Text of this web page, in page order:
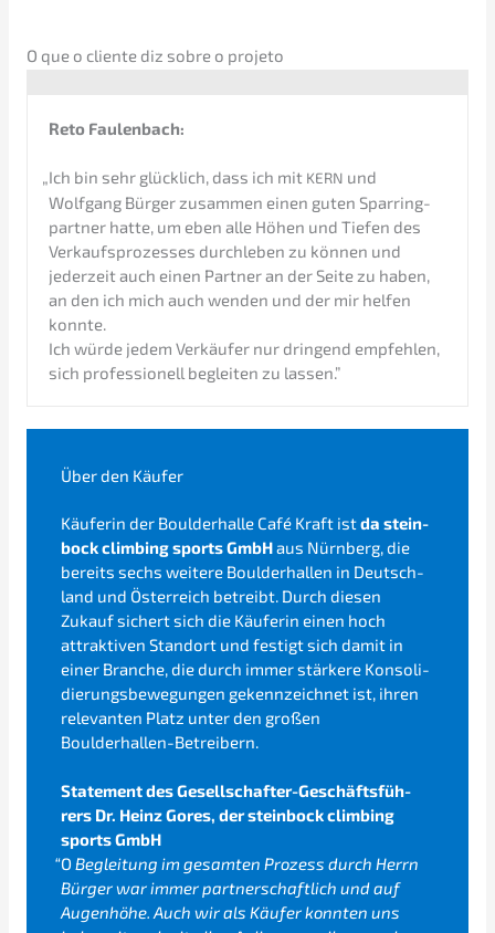
O que o cliente diz sobre o projeto
Reto Faulen­bach:
„Ich bin sehr glück­lich, dass ich mit KERN und
Wolfgang Bürger zusam­men einen guten Sparring­
part­ner hatte, um eben alle Höhen und Tiefen des
Verkaufs­pro­zes­ses durch­le­ben zu können und
jeder­zeit auch einen Partner an der Seite zu haben,
an den ich mich auch wenden und der mir helfen
konnte.
Ich würde jedem Verkäu­fer nur dringend empfeh­len,
sich profes­sio­nell beglei­ten zu lassen.”
Über den Käufer
Käufe­rin der Bould­er­hal­le Café Kraft istda stein­
bock climbing sports GmbHaus Nürnberg, die
bereits sechs weite­re Bould­er­hal­len in Deutsch­
land und Öster­reich betreibt. Durch diesen
Zukauf sichert sich die Käufe­rin einen hoch
attrak­ti­ven Stand­ort und festigt sich damit in
einer Branche, die durch immer stärke­re Konso­li­
die­rungs­be­we­gun­gen gekenn­zeich­net ist, ihren
relevan­ten Platz unter den großen
Boulderhallen-Betreibern.
State­ment des Gesell­schaf­ter-Geschäfts­füh­
rers Dr. Heinz Gores, der stein­bock climbing
sports GmbH
“O Beglei­tung im gesam­ten Prozess durch Herrn
Bürger war immerpartner­schaft­lich und auf
Augen­hö­he. Auch wir als Käufer konnten uns